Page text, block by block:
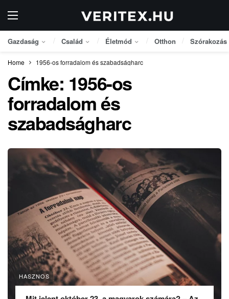
Gazdaság Család Életmód Otthon Szórakozás
Home 1956-os forradalom és szabadságharc
Címke: 1956-os
forradalom és
szabadságharc
HASZNOS